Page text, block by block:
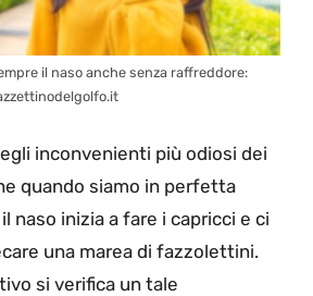
il naso anche senza raffreddore:
inconvenienti più odiosi dei
quando siamo in perfetta
naso inizia a fare i capricci e ci
una marea di fazzolettini.
si verifica un tale